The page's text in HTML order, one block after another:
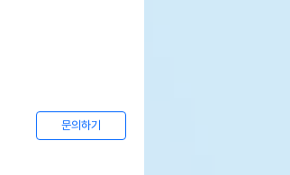
문의하기